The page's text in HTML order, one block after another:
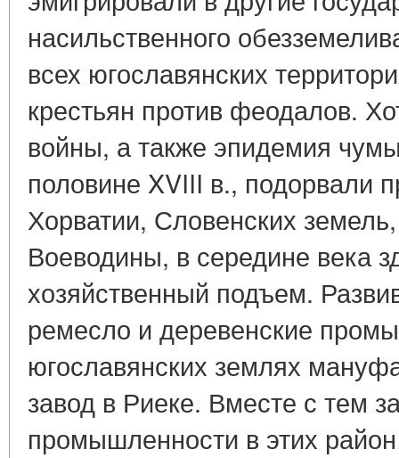
насильственного
всех югославянских
крестьян против феодалов.
войны, а также эпидемия
половине XVIII в., подорвали
Хорватии, Словенских
Воеводины, в середине века
хозяйственный подъем.
ремесло и деревенские
югославянских землях
завод в Риеке. Вместе с тем
промышленности в этих